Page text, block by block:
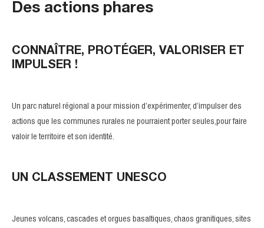
Des actions phares
CONNAÎTRE, PROTÉGER, VALORISER ET
IMPULSER !
Un parc naturel régional a pour mission d’expérimenter, d’impulser des
actions que les communes rurales ne pourraient porter seules,pour faire
valoir le territoire et son identité.
UN CLASSEMENT UNESCO
Jeunes volcans, cascades et orgues basaltiques, chaos granitiques, sites